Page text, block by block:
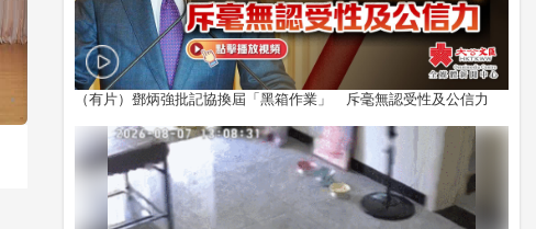
（有片）鄧炳強批記協換屆「黑箱作業」 斥毫無認受性及公信力